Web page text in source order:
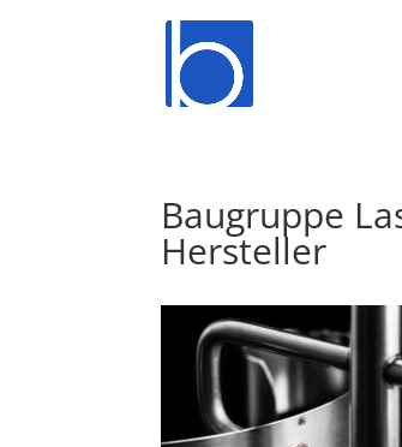
Baugruppe
Hersteller